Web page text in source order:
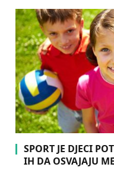
SPORT JE DJECI
IH DA OSVAJAJU